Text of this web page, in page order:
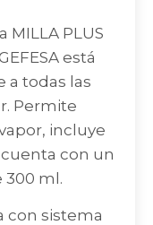
MILLA PLUS
está
a todas las
Permite
incluye
con un
300 ml.
con sistema